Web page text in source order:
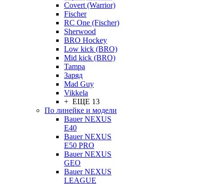
Covert (Warrior)
Fischer
RC One (Fischer)
Sherwood
BRO Hockey
Low kick (BRO)
Mid kick (BRO)
Tampa
Заряд
Mad Guy
Vikkela
+ ЕЩЕ 13
По линейке и модели
Bauer NEXUS
E40
Bauer NEXUS
E50 PRO
Bauer NEXUS
GEO
Bauer NEXUS
LEAGUE